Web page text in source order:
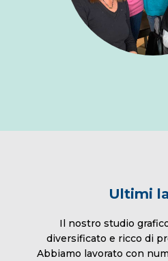
Ultimi
Il nostro studio
diversificato e ricco di
Abbiamo lavorato con